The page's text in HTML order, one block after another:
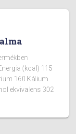
(kcal) 115
160 Kálium
ekvivalens 302